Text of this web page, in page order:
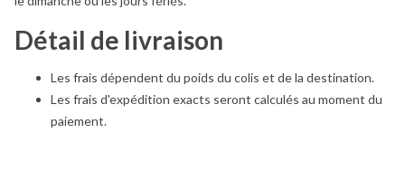
Détail de livraison
Les frais dépendent du poids du colis et de la destination.
Les frais d'expédition exacts seront calculés au moment du
paiement.